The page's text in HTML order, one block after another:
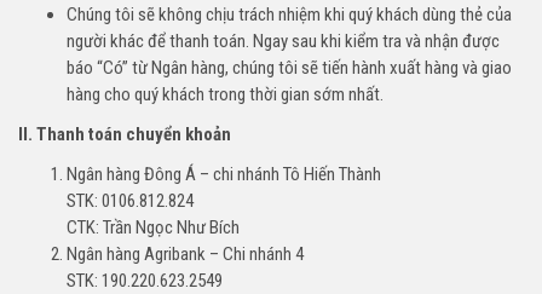
Chúng tôi sẽ không chịu trách nhiệm khi quý khách dùng thẻ của
người khác để thanh toán. Ngay sau khi kiểm tra và nhận được
báo “Có” từ Ngân hàng, chúng tôi sẽ tiến hành xuất hàng và giao
hàng cho quý khách trong thời gian sớm nhất.
II. Thanh toán chuyển khoản
Ngân hàng Đông Á – chi nhánh Tô Hiến Thành
STK: 0106.812.824
CTK: Trần Ngọc Như Bích
Ngân hàng Agribank – Chi nhánh 4
STK: 190.220.623.2549